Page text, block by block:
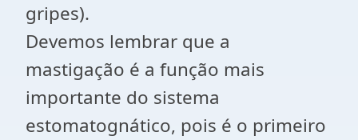
gripes).
Devemos lembrar que a
mastigação é a função mais
importante do sistema
estomatognático, pois é o primeiro